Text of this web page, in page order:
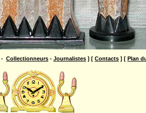
- Collectionneurs - Journalistes ] [ Contacts ] [ Plan